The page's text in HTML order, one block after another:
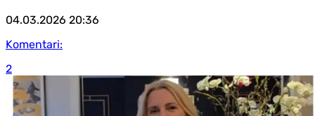
04.03.2026 20:36
Komentari:
2